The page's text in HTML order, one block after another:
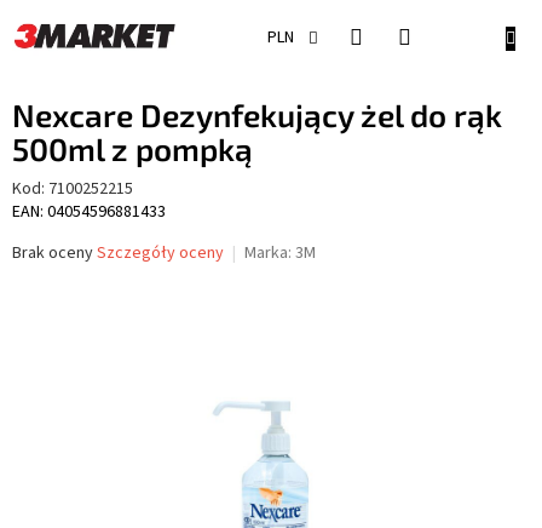
do
treści
PLN
Nexcare Dezynfekujący żel do rąk
500ml z pompką
Kod: 7100252215
EAN: 04054596881433
Średnia
Brak ocenySzczegóły oceny Marka: 3M